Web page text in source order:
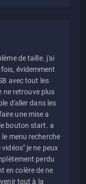
de taille. j'ai
évidemment
avec tout les
ne retrouve plus
d'aller dans les
une mise a
bouton start. a
menu recherche
je ne peux
perdu
en colère de ne
tout à la